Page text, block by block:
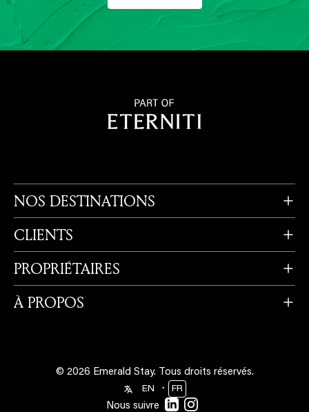
NOS DESTINATIONS
CLIENTS
PROPRIÉTAIRES
À PROPOS
© 2026 Emerald Stay. Tous droits réservés.
EN ・ FR
Nous suivre